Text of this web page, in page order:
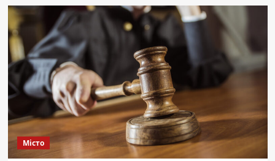
Місто